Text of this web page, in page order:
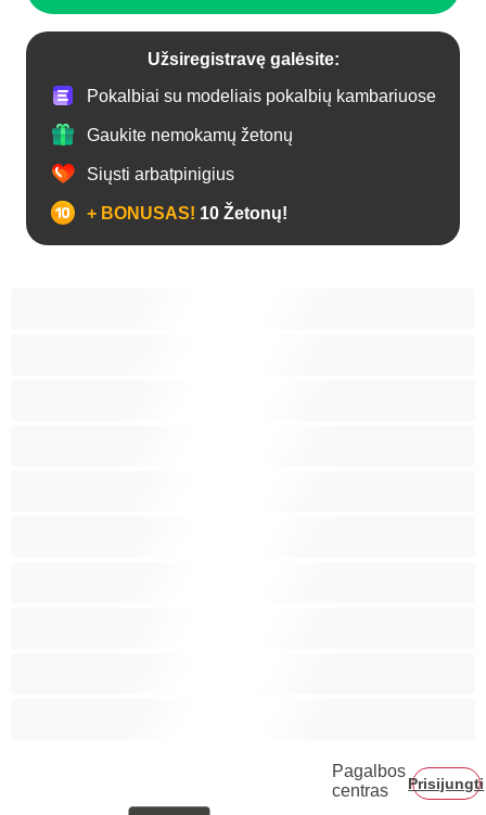
Užsiregistravę galėsite:
Pokalbiai su modeliais pokalbių kambariuose
Gaukite nemokamų žetonų
Siųsti arbatpinigius
+ BONUSAS! 10 Žetonų!
Pagalbos
centras
Prisijungti